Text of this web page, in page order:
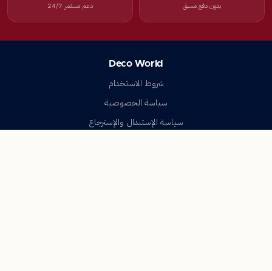
بدون دفع مسبق دعم مستمر 24/7
Deco World
شروط الاستخدام
سياسة الخصوصية
سياسة الإستبدال والإسترجاع